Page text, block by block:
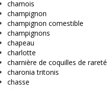
chamois
champignon
champignon comestible
champignons
chapeau
charlotte
charnière de coquilles de rareté
charonia tritonis
chasse